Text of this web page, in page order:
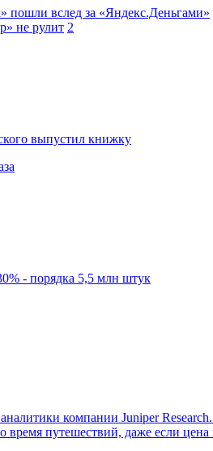
пошли вслед за «Яндекс.Деньгами»
не рулит 2
выпустил книжку
- порядка 5,5 млн штук
компании Juniper
путешествий, даже если цена